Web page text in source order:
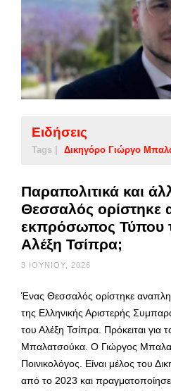
Ειδήσεις
Tags | Δικηγόρο Γιώργο
Παραπολιτικά και
Θεσσαλός ορίστηκε
εκπρόσωπος Τύπου
Αλέξη Τσίπρα;
3 ΙΟΥΝΊΟΥ, 2026
Ένας Θεσσαλός ορίστηκε
της Ελληνικής Αριστερής
του Αλέξη Τσίπρα. Πρόκειται για
Μπαλατσούκα. Ο Γιώργος
Ποινικολόγος. Είναι μέλος του
από το 2023 και